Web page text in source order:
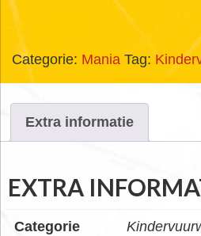
Categorie: Mania Tag:
Extra informatie
EXTRA
Categorie